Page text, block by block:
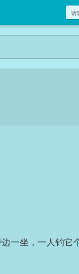
一坐，一人钓它